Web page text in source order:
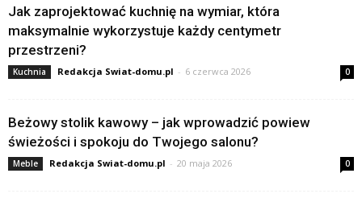
Jak zaprojektować kuchnię na wymiar, która
maksymalnie wykorzystuje każdy centymetr
przestrzeni?
Kuchnia Redakcja Swiat-domu.pl - 6 czerwca 2026 0
Beżowy stolik kawowy – jak wprowadzić powiew
świeżości i spokoju do Twojego salonu?
Meble Redakcja Swiat-domu.pl - 20 maja 2026 0